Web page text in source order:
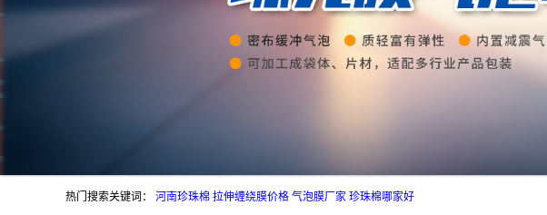
热门搜索关键词： 河南珍珠棉 拉伸缠绕膜价格 气泡膜厂家 珍珠棉哪家好